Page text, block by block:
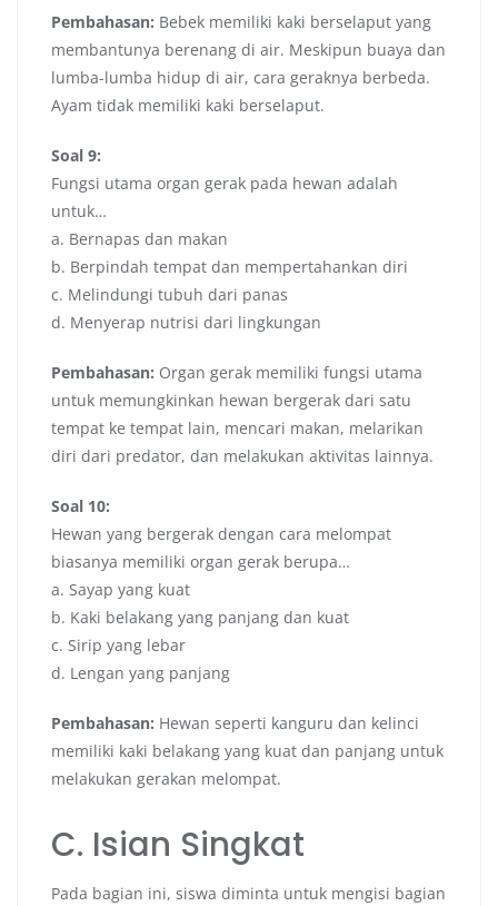
Pembahasan: Bebek memiliki kaki berselaput yang
membantunya berenang di air. Meskipun buaya dan
lumba-lumba hidup di air, cara geraknya berbeda.
Ayam tidak memiliki kaki berselaput.
Soal 9:
Fungsi utama organ gerak pada hewan adalah
untuk…
a. Bernapas dan makan
b. Berpindah tempat dan mempertahankan diri
c. Melindungi tubuh dari panas
d. Menyerap nutrisi dari lingkungan
Pembahasan: Organ gerak memiliki fungsi utama
untuk memungkinkan hewan bergerak dari satu
tempat ke tempat lain, mencari makan, melarikan
diri dari predator, dan melakukan aktivitas lainnya.
Soal 10:
Hewan yang bergerak dengan cara melompat
biasanya memiliki organ gerak berupa…
a. Sayap yang kuat
b. Kaki belakang yang panjang dan kuat
c. Sirip yang lebar
d. Lengan yang panjang
Pembahasan: Hewan seperti kanguru dan kelinci
memiliki kaki belakang yang kuat dan panjang untuk
melakukan gerakan melompat.
C. Isian Singkat
Pada bagian ini, siswa diminta untuk mengisi bagian